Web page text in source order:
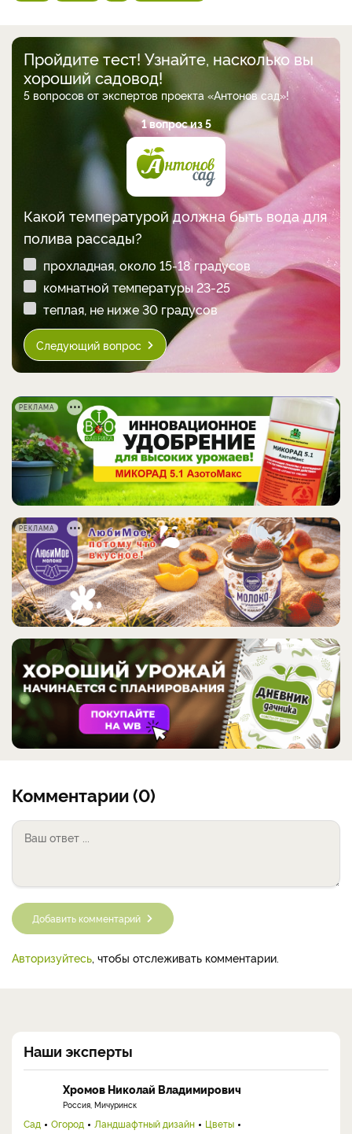
Пройдите тест! Узнайте, насколько вы
хороший садовод!
5 вопросов от экспертов проекта «Антонов сад»!
1 вопрос из 5
Какой температурой должна быть вода для
полива рассады?
прохладная, около 15-18 градусов
комнатной температуры 23-25
теплая, не ниже 30 градусов
Следующий вопрос
РЕКЛАМА
РЕКЛАМА
Комментарии (0)
Добавить комментарий
Авторизуйтесь , чтобы отслеживать комментарии.
Наши эксперты
Хромов Николай Владимирович
Россия, Мичуринск
Сад Огород Ландшафтный дизайн
Цветы